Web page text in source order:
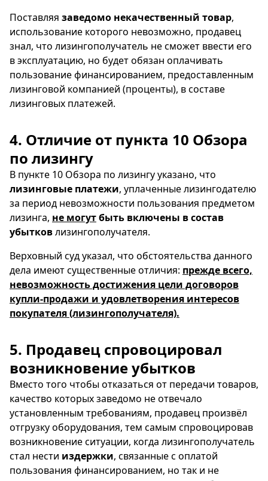
Поставляя заведомо некачественный товар,
использование которого невозможно, продавец
знал, что лизингополучатель не сможет ввести его
в эксплуатацию, но будет обязан оплачивать
пользование финансированием, предоставленным
лизинговой компанией (проценты), в составе
лизинговых платежей.
4. Отличие от пункта 10 Обзора
по лизингу
В пункте 10 Обзора по лизингу указано, что
лизинговые платежи, уплаченные лизингодателю
за период невозможности пользования предметом
лизинга, не могутбыть включены в состав
убытковлизингополучателя.
Верховный суд указал, что обстоятельства данного
дела имеют существенные отличия: прежде всего,
невозможность достижения цели договоров
купли-продажи и удовлетворения интересов
покупателя (лизингополучателя).
5. Продавец спровоцировал
возникновение убытков
Вместо того чтобы отказаться от передачи товаров,
качество которых заведомо не отвечало
установленным требованиям, продавец произвёл
отгрузку оборудования, тем самым спровоцировав
возникновение ситуации, когда лизингополучатель
стал нести издержки, связанные с оплатой
пользования финансированием, но так и не